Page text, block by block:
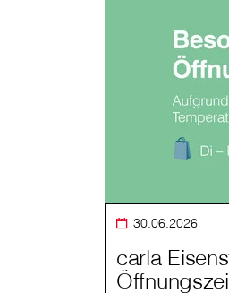
30.06.2026
carla